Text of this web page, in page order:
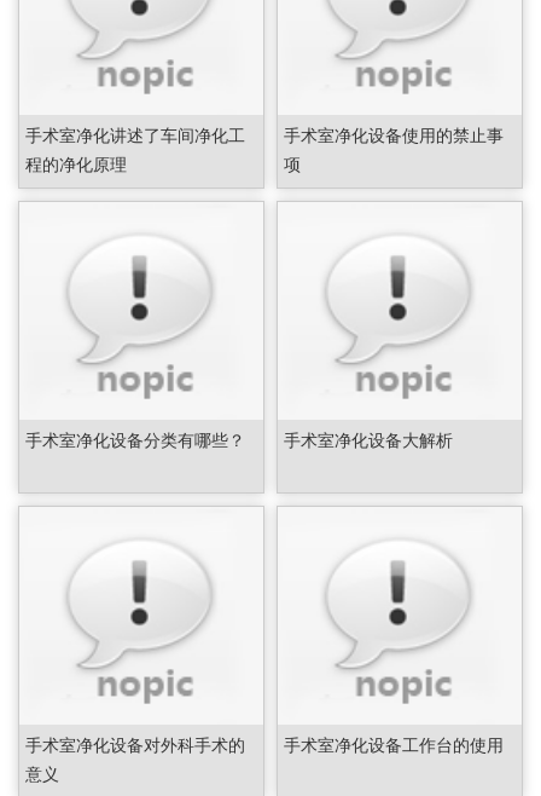
手术室净化讲述了车间净化工
程的净化原理
手术室净化设备使用的禁止事
项
手术室净化设备分类有哪些？ 手术室净化设备大解析
手术室净化设备对外科手术的
意义
手术室净化设备工作台的使用